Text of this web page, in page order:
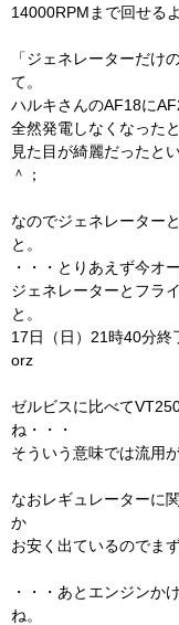
14000RPMまで回せる
「ジェネレーターだけ
て。
ハルキさんのAF18に
全然発電しなくなった
見た目が綺麗だったと
＾；
なのでジェネレーター
と。
・・・とりあえず今オ
ジェネレーターとフラ
と。
17日（日）21時40分
orz
ゼルビスに比べて
ね・・・
そういう意味では流用
なおレギュレーターに
か
お安く出ているのでま
・・・あとエンジンか
ね。